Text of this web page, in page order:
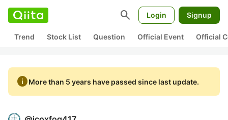
search Login Signup
Trend Stock List Question Official Event Official
infoMore than 5 years have passed since last update.